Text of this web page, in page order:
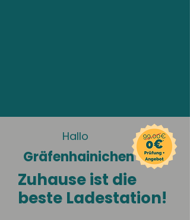
Hallo
Gräfenhainichen
Zuhause ist die
beste Ladestation!